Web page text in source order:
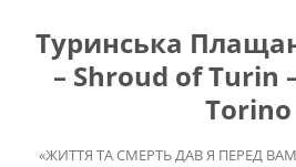
вмісту
Туринська
– Shroud of Turin
Torino
«ЖИТТЯ ТА СМЕРТЬ ДАВ Я ПЕРЕД